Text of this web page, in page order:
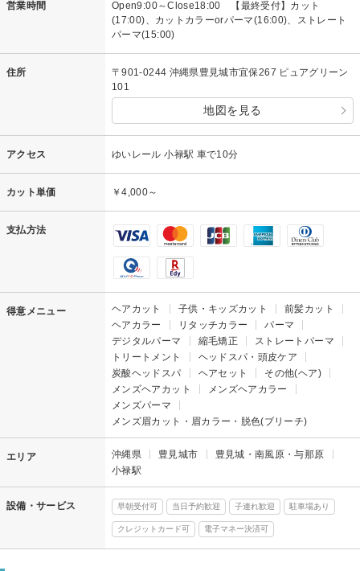
営業時間
Open9:00～Close18:00 【最終受付】カット
(17:00)、カットカラーorパーマ(16:00)、ストレート
パーマ(15:00)
住所
〒901-0244 沖縄県豊見城市宜保267 ピュアグリーン
101
地図を見る
アクセス ゆいレール 小禄駅 車で10分
カット単価 ￥4,000～
支払方法
得意メニュー ヘアカット 子供・キッズカット
前髪カット
ヘアカラー
リタッチカラー
パーマ
デジタルパーマ
縮毛矯正
ストレートパーマ
トリートメント
ヘッドスパ・頭皮ケア
炭酸ヘッドスパ
ヘアセット
その他(ヘア)
メンズヘアカット
メンズヘアカラー
メンズパーマ
メンズ眉カット・眉カラー・脱色(ブリーチ)
エリア 沖縄県 豊見城市
豊見城・南風原・与那原
小禄駅
設備・サービス 早朝受付可 当日予約歓迎 子連れ歓迎 駐車場あり
クレジットカード可 電子マネー決済可